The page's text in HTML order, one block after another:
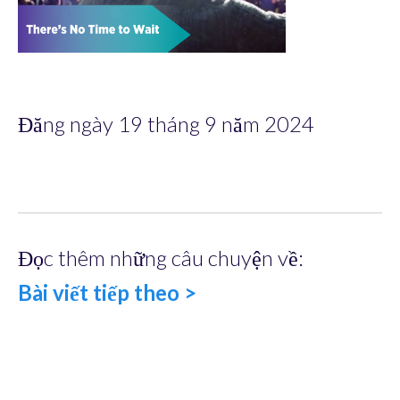
Đăng ngày 19 tháng 9 năm 2024
Đọc thêm những câu chuyện về:
Bài viết tiếp theo >